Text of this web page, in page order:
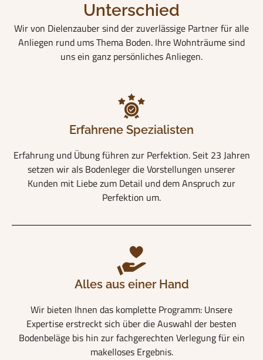
Unterschied
Wir von Dielenzauber sind der zuverlässige Partner für alle
Anliegen rund ums Thema Boden. Ihre Wohnträume sind
uns ein ganz persönliches Anliegen.
Erfahrene Spezialisten
Erfahrung und Übung führen zur Perfektion. Seit 23 Jahren
setzen wir als Bodenleger die Vorstellungen unserer
Kunden mit Liebe zum Detail und dem Anspruch zur
Perfektion um.
Alles aus einer Hand
Wir bieten Ihnen das komplette Programm: Unsere
Expertise erstreckt sich über die Auswahl der besten
Bodenbeläge bis hin zur fachgerechten Verlegung für ein
makelloses Ergebnis.